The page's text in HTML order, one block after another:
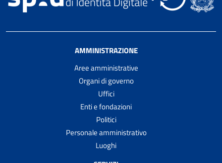
AMMINISTRAZIONE
Aree amministrative
Organi di governo
Uffici
Enti e fondazioni
Politici
Personale amministrativo
Luoghi